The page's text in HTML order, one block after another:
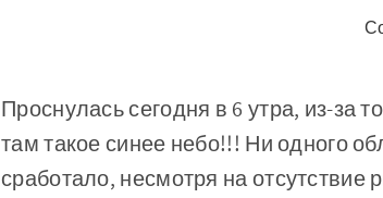
Проснулась сегодня в 6 утра, из-за
там такое синее небо!!! Ни одного
сработало, несмотря на отсутствие